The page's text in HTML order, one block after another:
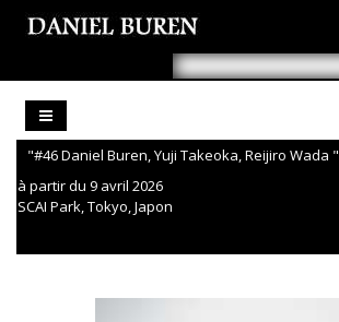
"#46 Daniel Buren, Yuji Takeoka, Reijiro Wada "
à partir du 9 avril 2026
SCAI Park, Tokyo, Japon